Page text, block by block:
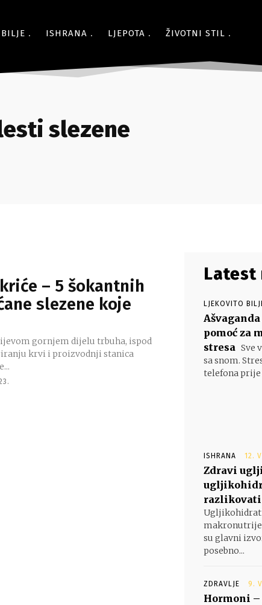
ISHRANA LJEPOTA ŽIVOTNI STIL
slezene
– 5 šokantnih
slezene koje
gornjem dijelu trbuha, ispod
krvi i proizvodnji stanica
Latest
LJEKOVITO
pomoć za
stresa Sve
sa snom.
telefona prije
ISHRANA 12.
Zdravi
su glavni
posebno...
ZDRAVLJE 9.
Hormoni